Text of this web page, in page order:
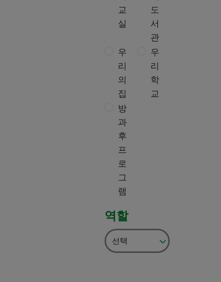
교
실
도
서
관
우
리
의
집
우
리
학
교
방
과
후
프
로
그
램
역할